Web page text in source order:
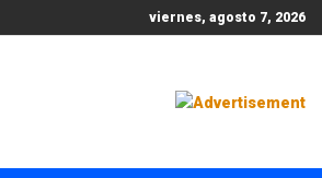
viernes, agosto 7, 2026